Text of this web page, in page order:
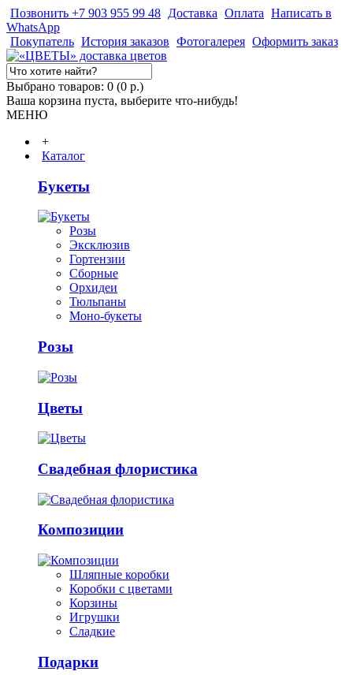
Позвонить +7 903 955 99 48 Доставка Оплата Написать в
WhatsApp
Покупатель История заказов Фотогалерея Оформить заказ
Выбрано товаров: 0 (0 р.)
Ваша корзина пуста, выберите что-нибудь!
МЕНЮ
+
Каталог
Букеты
Розы
Эксклюзив
Гортензии
Сборные
Орхидеи
Тюльпаны
Моно-букеты
Розы
Цветы
Свадебная флористика
Композиции
Шляпные коробки
Коробки с цветами
Корзины
Игрушки
Сладкие
Подарки